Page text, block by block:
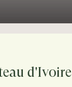
d'Ivoire